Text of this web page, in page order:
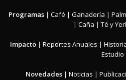
Programas | Café | Ganadería |
| Caña | Té y
Impacto | Reportes Anuales |
Estudio
Novedades| Noticias |